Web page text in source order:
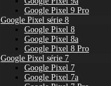
Google Pixel 9 Pro
Google Pixel série 8
Google Pixel 8
Google Pixel 8a
Google Pixel 8 Pro
Google Pixel série 7
Google Pixel 7
Google Pixel 7a